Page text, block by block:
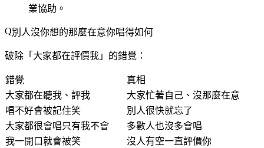
業協助。
別人沒你想的那麼在意你唱得如何
破除「大家都在評價我」的錯覺：
錯覺
真相
大家都在聽我、評我
大家忙著自己、沒那麼在意
唱不好會被記住笑
別人很快就忘了
大家都很會唱只有我不會
多數人也沒多會唱
我一開口就會被笑
沒人有空一直評價你